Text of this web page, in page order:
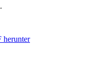
herunter